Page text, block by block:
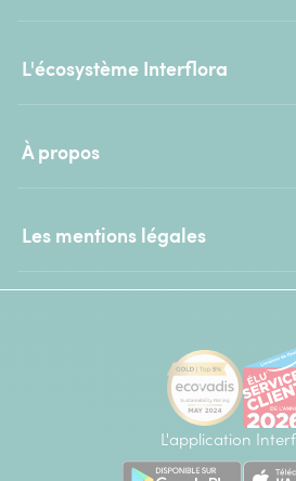
L'écosystème Interflora
À propos
Les mentions légales
L'application